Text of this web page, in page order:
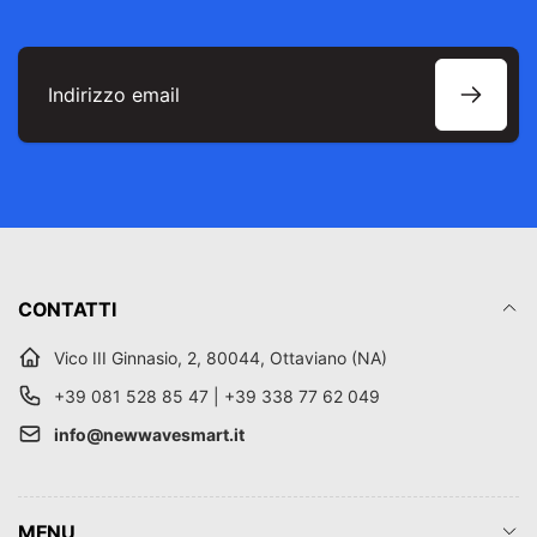
Indirizzo
CONTATTI
Vico III Ginnasio, 2, 80044, Ottaviano (NA)
+39 081 528 85 47 | +39 338 77 62 049
info@newwavesmart.it